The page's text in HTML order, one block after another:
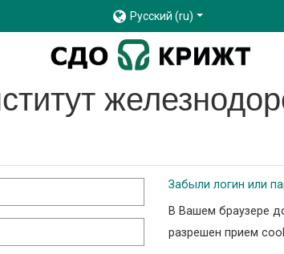
Русский ‎(ru)‎
Забыли логин или
В Вашем браузере
разрешен прием